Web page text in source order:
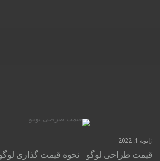
ژانویه 1, 2022
قیمت طراحی لوگو | نحوه قیمت گذاری